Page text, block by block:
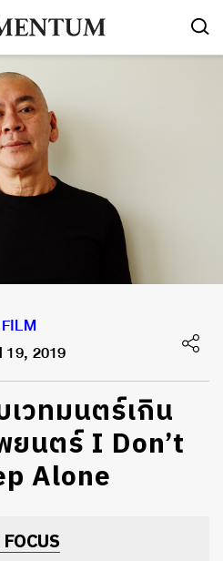
FILM
19, 2019
เวทมนตร์เกิน
นตร์ I Don’t
Alone